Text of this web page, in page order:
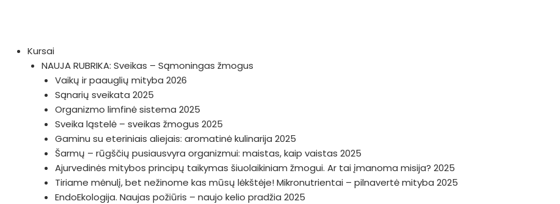
Kursai
NAUJA RUBRIKA: Sveikas – Sąmoningas žmogus
Vaikų ir paauglių mityba 2026
Sąnarių sveikata 2025
Organizmo limfinė sistema 2025
Sveika ląstelė – sveikas žmogus 2025
Gaminu su eteriniais aliejais: aromatinė kulinarija 2025
Šarmų – rūgščių pusiausvyra organizmui: maistas, kaip vaistas 2025
Ajurvedinės mitybos principų taikymas šiuolaikiniam žmogui. Ar tai įmanoma misija? 2025
Tiriame mėnulį, bet nežinome kas mūsų lėkštėje! Mikronutrientai – pilnavertė mityba 2025
EndoEkologija. Naujas požiūris – naujo kelio pradžia 2025
Menu